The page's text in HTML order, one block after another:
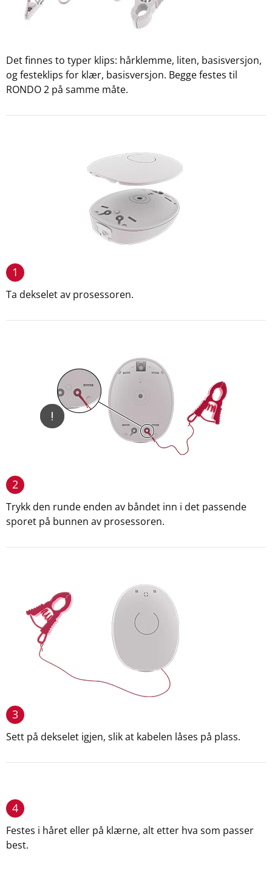
Det finnes to typer klips: hårklemme, liten, basisversjon,
og festeklips for klær, basisversjon. Begge festes til
RONDO 2 på samme måte.
1
Ta dekselet av prosessoren.
2
Trykk den runde enden av båndet inn i det passende
sporet på bunnen av prosessoren.
3
Sett på dekselet igjen, slik at kabelen låses på plass.
4
Festes i håret eller på klærne, alt etter hva som passer
best.